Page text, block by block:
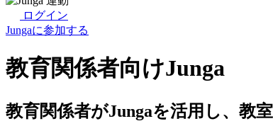
ログイン
Jungaに参加する
教育関係者向けJunga
教育関係者がJungaを活用し、教